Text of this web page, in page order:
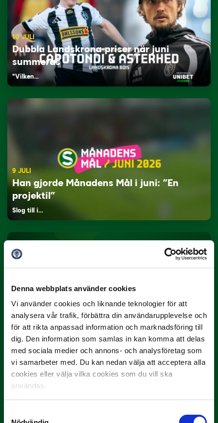
Denna webbplats använder cookies
Vi använder cookies och liknande teknologier för att
analysera vår trafik, förbättra din användarupplevelse och
för att rikta anpassad information och marknadsföring till
dig. Den information som samlas in kan komma att delas
med sociala medier och annons- och analysföretag som
vi samarbeter med. Du kan nedan välja att acceptera alla
cookies eller välja vilka cookies som du vill ska
användas.
10 JULI
Dubbla Landskrona-priser när juni
summeras
"Vilken…
9 JULI
Han gjorde Månadens Mål i juni: ”En
projektil”
Slog till i…
3 JULI
Rösta på Månadens Spelare i juni
Yttrar gör…